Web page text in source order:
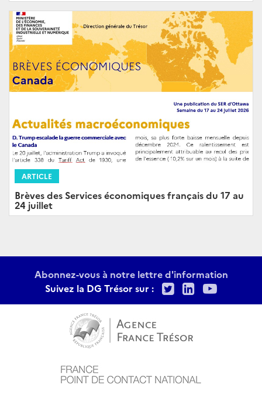
ARTICLE
Brèves des Services économiques français du 17 au
24 juillet
Abonnez-vous à notre lettre d'information
Suivez la DG Trésor sur :
TwitterLinkedIn